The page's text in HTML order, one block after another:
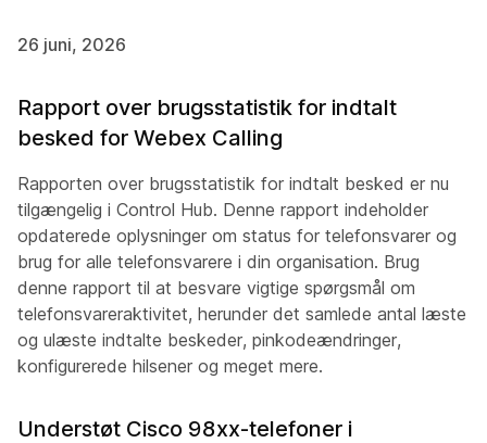
26 juni, 2026
Rapport over brugsstatistik for indtalt
besked for Webex Calling
Rapporten over brugsstatistik for indtalt besked er nu
tilgængelig i Control Hub. Denne rapport indeholder
opdaterede oplysninger om status for telefonsvarer og
brug for alle telefonsvarere i din organisation. Brug
denne rapport til at besvare vigtige spørgsmål om
telefonsvareraktivitet, herunder det samlede antal læste
og ulæste indtalte beskeder, pinkodeændringer,
konfigurerede hilsener og meget mere.
Understøt Cisco 98xx-telefoner i